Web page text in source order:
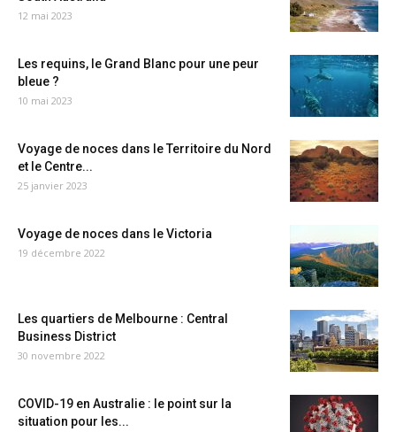
12 mai 2023
Les requins, le Grand Blanc pour une peur
bleue ?
10 mai 2023
Voyage de noces dans le Territoire du Nord
et le Centre...
25 janvier 2023
Voyage de noces dans le Victoria
19 décembre 2022
Les quartiers de Melbourne : Central
Business District
30 novembre 2022
COVID-19 en Australie : le point sur la
situation pour les...